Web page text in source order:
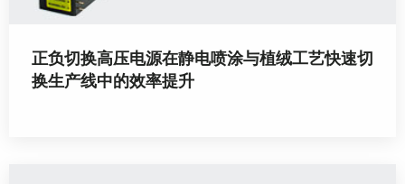
正负切换高压电源在静电喷涂与植绒工艺快速切
换生产线中的效率提升